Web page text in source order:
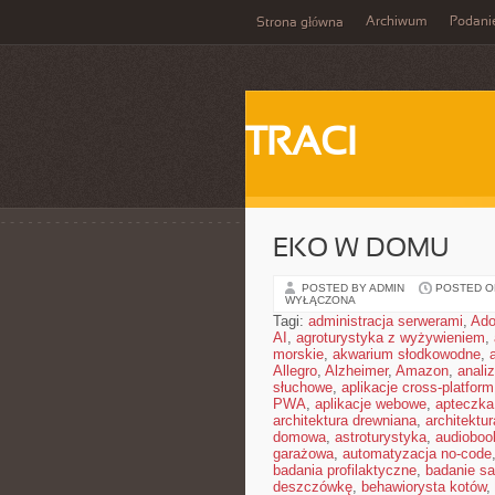
Strona główna Archiwum
TRACI
EKO W DOMU
POSTED BY ADMIN POSTED
WYŁĄCZONA
Tagi: administracja serwerami,
AI , agroturystyka z wyżywieniem,
morskie, akwarium słodkowodne,
Allegro, Alzheimer, Amazon,
słuchowe, aplikacje cross-platform
PWA, aplikacje webowe,
architektura drewniana,
domowa, astroturystyka,
garażowa, automatyzacja no-code,
badania profilaktyczne, badanie
deszczówkę, behawiorysta kotów,